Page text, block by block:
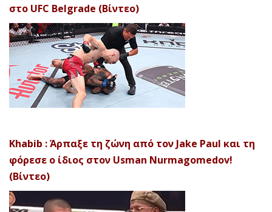
στο UFC Belgrade (Βίντεο)
Khabib : Άρπαξε τη ζώνη από τον Jake Paul και τη
φόρεσε ο ίδιος στον Usman Nurmagomedov!
(Βίντεο)